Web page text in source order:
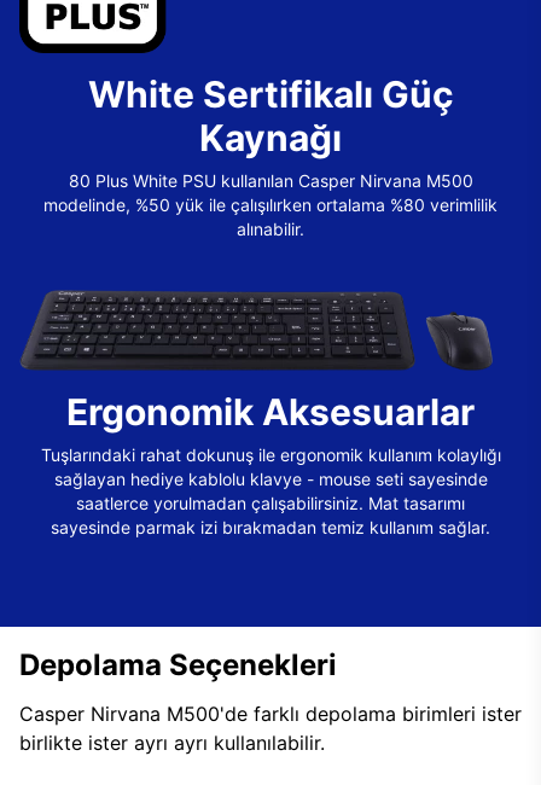
White Sertifikalı Güç
Kaynağı
80 Plus White PSU kullanılan Casper Nirvana M500
modelinde, %50 yük ile çalışılırken ortalama %80 verimlilik
alınabilir.
Ergonomik Aksesuarlar
Tuşlarındaki rahat dokunuş ile ergonomik kullanım kolaylığı
sağlayan hediye kablolu klavye - mouse seti sayesinde
saatlerce yorulmadan çalışabilirsiniz. Mat tasarımı
sayesinde parmak izi bırakmadan temiz kullanım sağlar.
Depolama Seçenekleri
Casper Nirvana M500'de farklı depolama birimleri ister
birlikte ister ayrı ayrı kullanılabilir.